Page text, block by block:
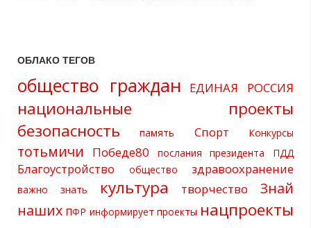
ОБЛАКО ТЕГОВ
общество граждан ЕДИНАЯ РОССИЯ
национальные проекты
безопасность
память Спорт Конкурсы
тотьмичи Победе80 послания президента ПДД
Благоустройство общество здравоохранение
важно знать культура творчество
Знай
наших ПФР информирует проекты нацпроекты